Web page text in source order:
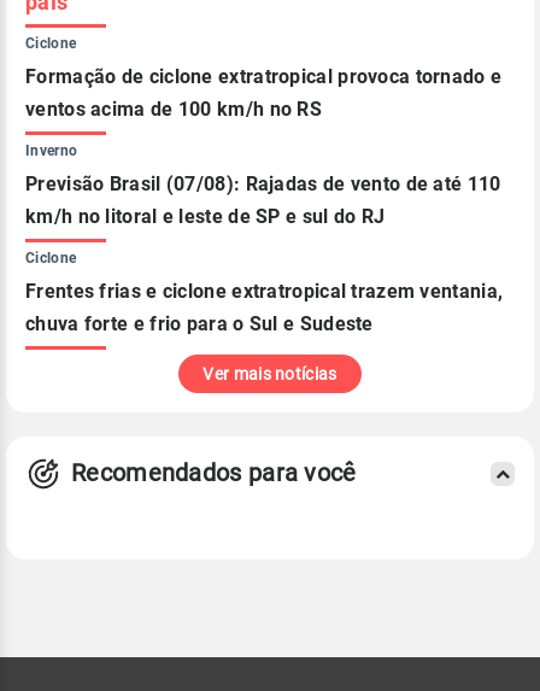
Ciclone
Formação de ciclone extratropical provoca tornado e
ventos acima de 100 km/h no RS
Inverno
Previsão Brasil (07/08): Rajadas de vento de até 110
km/h no litoral e leste de SP e sul do RJ
Ciclone
Frentes frias e ciclone extratropical trazem ventania,
chuva forte e frio para o Sul e Sudeste
Ver mais notícias
Recomendados para você